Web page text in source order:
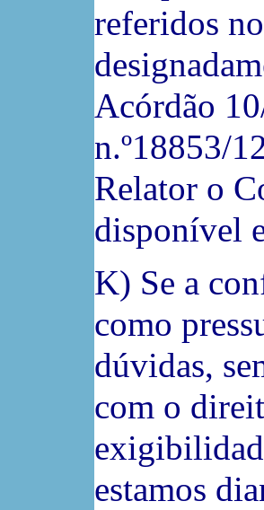
referidos
Acórdão
n.º18853/
Relator o
disponível
K) Se a
como
dúvidas,
com o
estamos